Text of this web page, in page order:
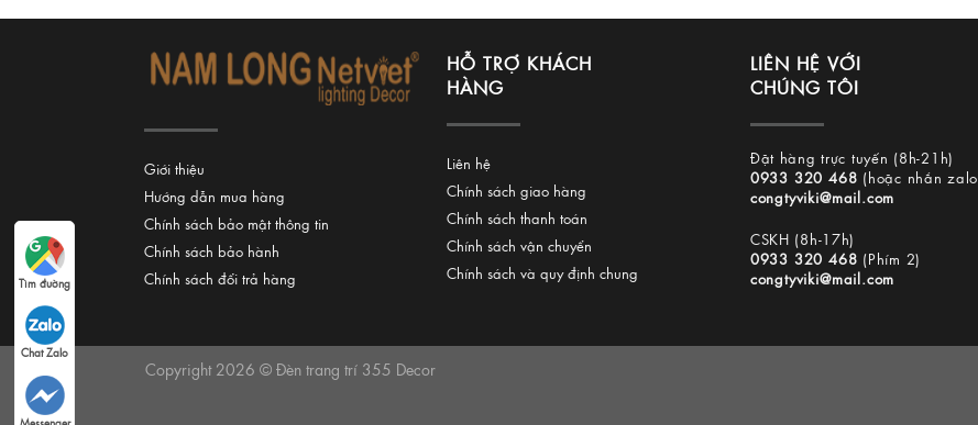
Giới thiệu
Hướng dẫn mua hàng
Chính sách bảo mật thông tin
Chính sách bảo hành
Chính sách đổi trả hàng
HỖ TRỢ KHÁCH
HÀNG
Liên hệ
Chính sách giao hàng
Chính sách thanh toán
Chính sách vận chuyển
Chính sách và quy định chung
LIÊN HỆ VỚI
CHÚNG TÔI
Đặt hàng trực tuyến (8h-21h)
0933 320 468 (hoặc nhắn
congtyviki@mail.com
CSKH (8h-17h)
0933 320 468 (Phím 2)
congtyviki@mail.com
Copyright 2026 © Đèn trang trí 355 Decor
Tìm đường
Chat Zalo